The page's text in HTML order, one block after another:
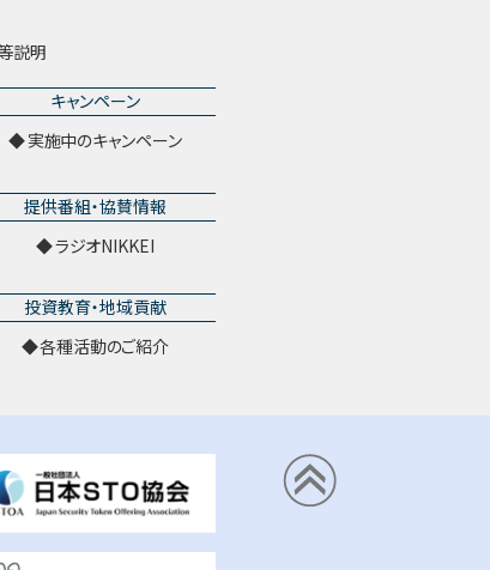
説明
キャンペーン
実施中のキャンペーン
提供番組・協賛情報
ラジオNIKKEI
投資教育・地域貢献
各種活動のご紹介